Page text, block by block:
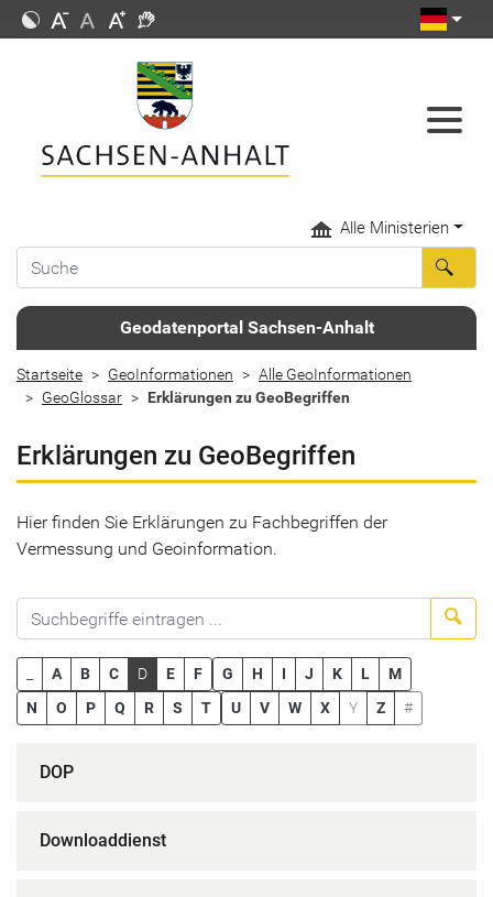
Alle Ministerien
Geodatenportal Sachsen-Anhalt
Startseite GeoInformationen
Alle GeoInformationen
GeoGlossar
Erklärungen zu GeoBegriffen
Erklärungen zu GeoBegriffen
Hier finden Sie Erklärungen zu Fachbegriffen der
Vermessung und Geoinformation.
A B C D E F G H I J K L
M
N
O P Q R S T U V W X Y Z #
DOP
Downloaddienst